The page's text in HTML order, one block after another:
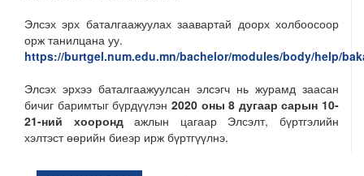
Элсэх эрх баталгаажуулах заавартай доорх холбоосоор
орж танилцана уу.
https://burtgel.num.edu.mn/bachelor/modules/body/help/
Элсэх эрхээ баталгаажуулсан элсэгч нь журамд заасан
бичиг баримтыг бүрдүүлэн 2020 оны 8 дугаар сарын 10-
21-ний хоорондажлын цагаар Элсэлт, бүртгэлийн
хэлтэст өөрийн биеэр ирж бүртгүүлнэ.